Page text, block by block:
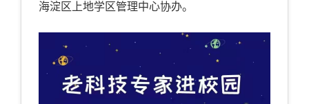
海淀区上地学区管理中心协办。